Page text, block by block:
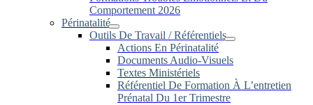
Comportement 2026
Périnatalité
Outils De Travail / Référentiels
Actions En Périnatalité
Documents Audio-Visuels
Textes Ministériels
Référentiel De Formation À L’entretien
Prénatal Du 1er Trimestre